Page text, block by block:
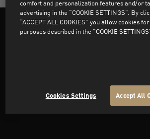
À propos de PUMA
comfort and personalization features and/or
advertising in the “COOKIE SETTINGS”. By
“ACCEPT ALL COOKIES” you allow cookies
purposes described in the "COOKIE
Cookies Settings Accept All